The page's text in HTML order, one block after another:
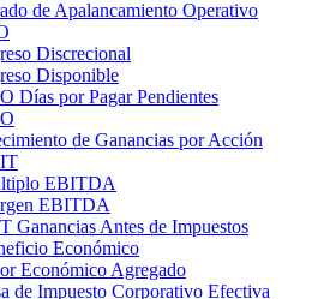
de Apalancamiento Operativo
Discrecional
Disponible
Días por Pagar Pendientes
de Ganancias por Acción
EBITDA
EBITDA
Ganancias Antes de Impuestos
Económico
Económico Agregado
de Impuesto Corporativo Efectiva